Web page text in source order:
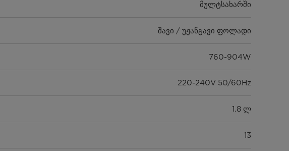
მულტსახარში
შავი / უჟანგავი ფოლადი
760-904W
220-240V 50/60Hz
1.8 ლ
13